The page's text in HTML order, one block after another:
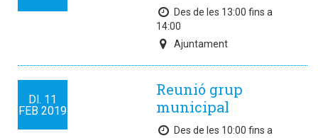
Des de les 13:00 fins a
14:00
Ajuntament
Dl. 11
FEB 2019
Reunió grup
municipal
Des de les 10:00 fins a